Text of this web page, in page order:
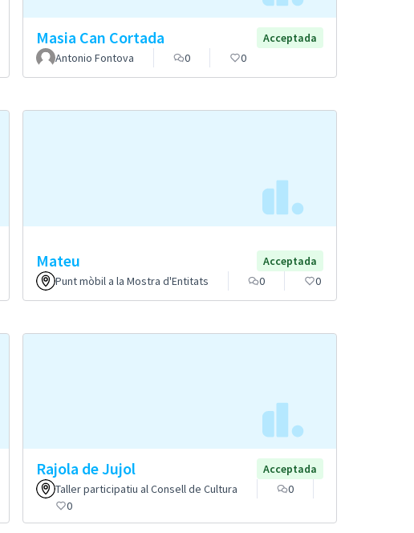
Masia Can Cortada
Acceptada
Antonio Fontova
0 0
Mateu
Acceptada
Punt mòbil a la Mostra d'Entitats
0 0
Rajola de Jujol
Acceptada
Taller participatiu al Consell de Cultura
0
0